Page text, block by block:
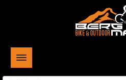
TOGGLE NAVIGATION